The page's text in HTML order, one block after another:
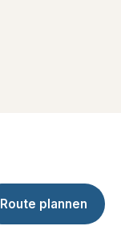
Route plannen